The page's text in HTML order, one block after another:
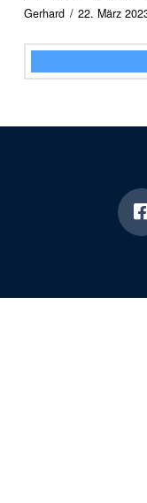
Gerhard 22. März